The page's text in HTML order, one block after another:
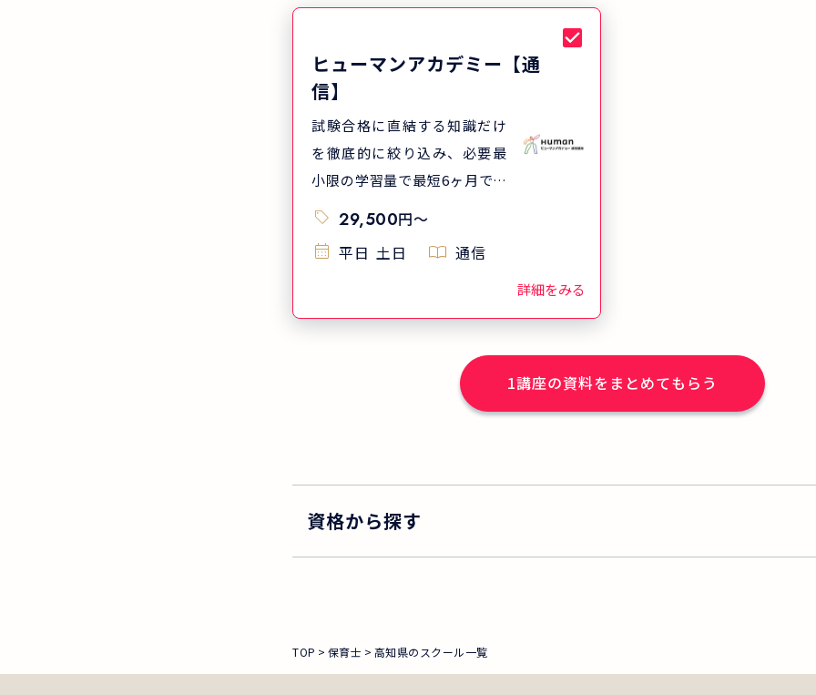
ヒューマンアカデミー【通
信】
試験合格に直結する知識だけ
を徹底的に絞り込み、必要最
小限の学習量で最短6ヶ月で合
格を目指します。合格率は全
国平均19.7%に対して、ヒュー
マンアカデミーの講座を受講
国平均の3.5倍です。本講座で
29,500円〜
平日 土日 通信
詳細をみる
1講座の資料をまとめてもらう
資格から探す
TOP 保育士 高知県のスクール一覧